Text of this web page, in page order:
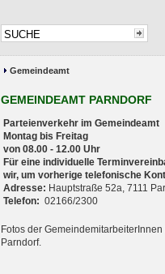
Gemeindeamt
GEMEINDEAMT PARNDORF
Parteienverkehr im
Montag bis Freitag
von 08.00 - 12.00 Uhr
Für eine individuelle
wir, um vorherige telefonische
Adresse: Hauptstraße 52a, 7111
Telefon: 02166/2300
Fotos der
Parndorf.